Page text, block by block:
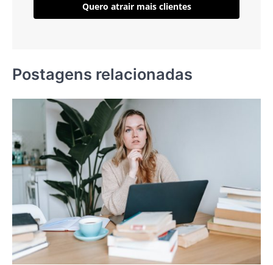
Quero atrair mais clientes
Postagens relacionadas